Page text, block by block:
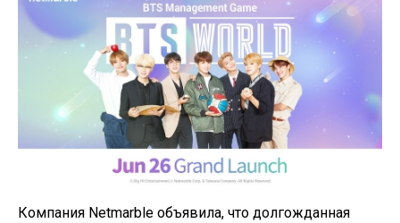
Компания Netmarble объявила, что долгожданная